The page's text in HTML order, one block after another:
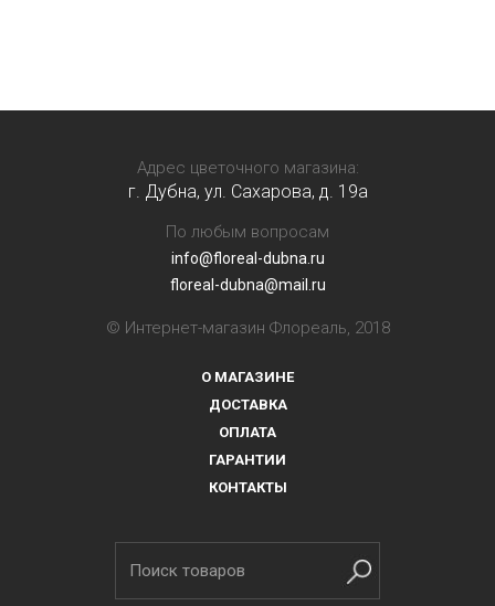
Адрес цветочного магазина:
г. Дубна, ул. Сахарова, д. 19a
По любым вопросам
info@floreal-dubna.ru
floreal-dubna@mail.ru
© Интернет-магазин Флореаль, 2018
О МАГАЗИНЕ
ДОСТАВКА
ОПЛАТА
ГАРАНТИИ
КОНТАКТЫ